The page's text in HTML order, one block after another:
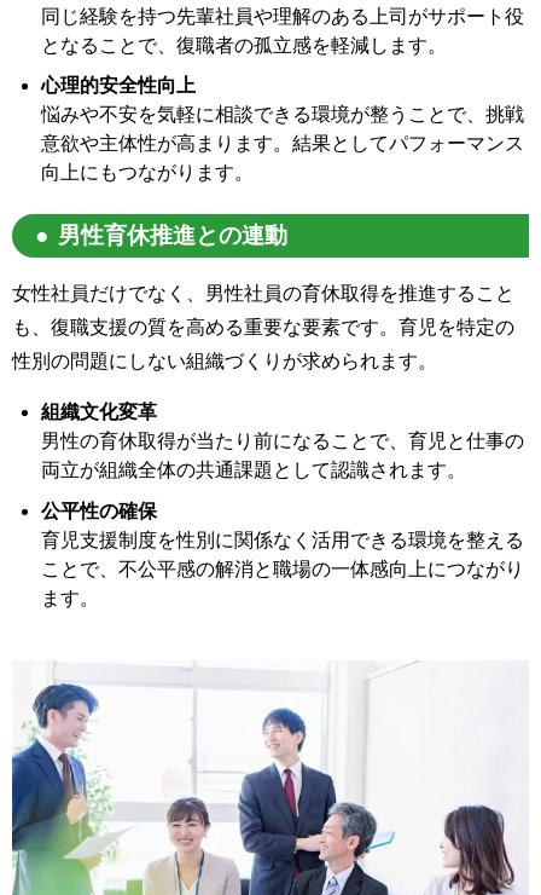
同じ経験を持つ先輩社員や理解のある上司がサポート役
となることで、復職者の孤立感を軽減します。
心理的安全性向上
悩みや不安を気軽に相談できる環境が整うことで、挑戦
意欲や主体性が高まります。結果としてパフォーマンス
向上にもつながります。
男性育休推進との連動
女性社員だけでなく、男性社員の育休取得を推進すること
も、復職支援の質を高める重要な要素です。育児を特定の
性別の問題にしない組織づくりが求められます。
組織文化変革
男性の育休取得が当たり前になることで、育児と仕事の
両立が組織全体の共通課題として認識されます。
公平性の確保
育児支援制度を性別に関係なく活用できる環境を整える
ことで、不公平感の解消と職場の一体感向上につながり
ます。